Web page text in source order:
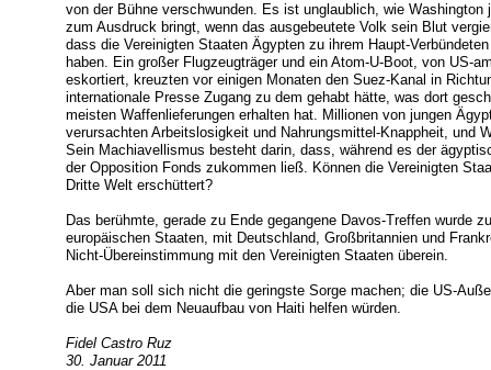
von der Bühne verschwunden. Es ist unglaublich, wie
zum Ausdruck bringt, wenn das ausgebeutete Volk sein Blut
dass die Vereinigten Staaten Ägypten zu ihrem Haupt-
haben. Ein großer Flugzeugträger und ein Atom-U-Boot, von US-
eskortiert, kreuzten vor einigen Monaten den Suez-Kanal in
internationale Presse Zugang zu dem gehabt hätte, was dort
meisten Waffenlieferungen erhalten hat. Millionen von jungen
verursachten Arbeitslosigkeit und Nahrungsmittel-Knappheit, und
Sein Machiavellismus besteht darin, dass, während es der
der Opposition Fonds zukommen ließ. Können die Vereinigten
Dritte Welt erschüttert?
Das berühmte, gerade zu Ende gegangene Davos-Treffen wurde
europäischen Staaten, mit Deutschland, Großbritannien und
Nicht-Übereinstimmung mit den Vereinigten Staaten überein.
Aber man soll sich nicht die geringste Sorge machen; die US-
die USA bei dem Neuaufbau von Haiti helfen würden.
Fidel Castro Ruz
30. Januar 2011